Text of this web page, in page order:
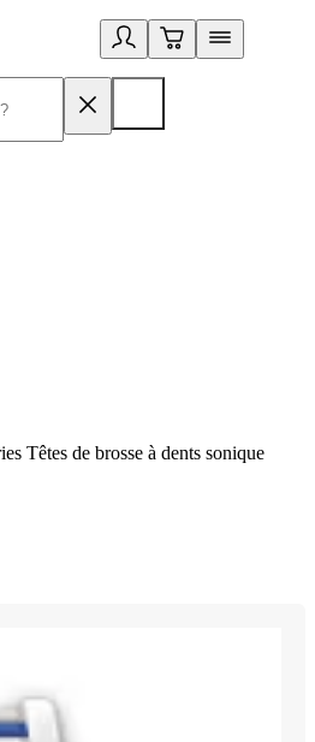
Têtes de brosse à dents sonique